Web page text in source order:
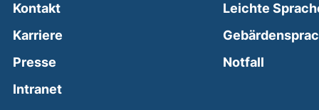
Kontakt
Karriere
Presse
Intranet(external link, opens in a new window)
Leichte
Notfall